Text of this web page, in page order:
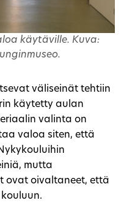
käytäville. Kuva:
väliseinät tehtiin
käytetty aulan
valinta on
valoa siten, että
mutta
ovat oivaltaneet, että